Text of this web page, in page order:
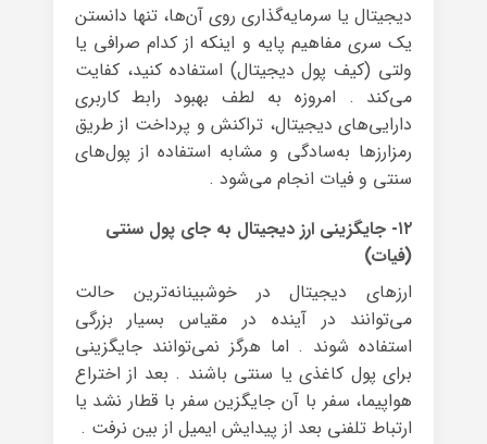
دیجیتال یا سرمایه‌گذاری روی آن‌ها، تنها دانستن
یک سری مفاهیم پایه و اینکه از کدام صرافی یا
ولتی (کیف پول دیجیتال) استفاده کنید، کفایت
می‌کند . امروزه به لطف بهبود رابط کاربری
دارایی‌های دیجیتال، تراکنش و پرداخت از طریق
رمزارزها به‌سادگی و مشابه استفاده از پول‌های
سنتی و فیات انجام می‌شود .
۱۲- جایگزینی ارز دیجیتال به جای پول سنتی
(فیات)
ارزهای دیجیتال در خوشبینانه‌ترین حالت
می‌توانند در آینده در مقیاس بسیار بزرگی
استفاده شوند . اما هرگز نمی‌توانند جایگزینی
برای پول کاغذی یا سنتی باشند . بعد از اختراع
هواپیما، سفر با آن جایگزین سفر با قطار نشد یا
ارتباط تلفنی بعد از پیدایش ایمیل از بین نرفت .